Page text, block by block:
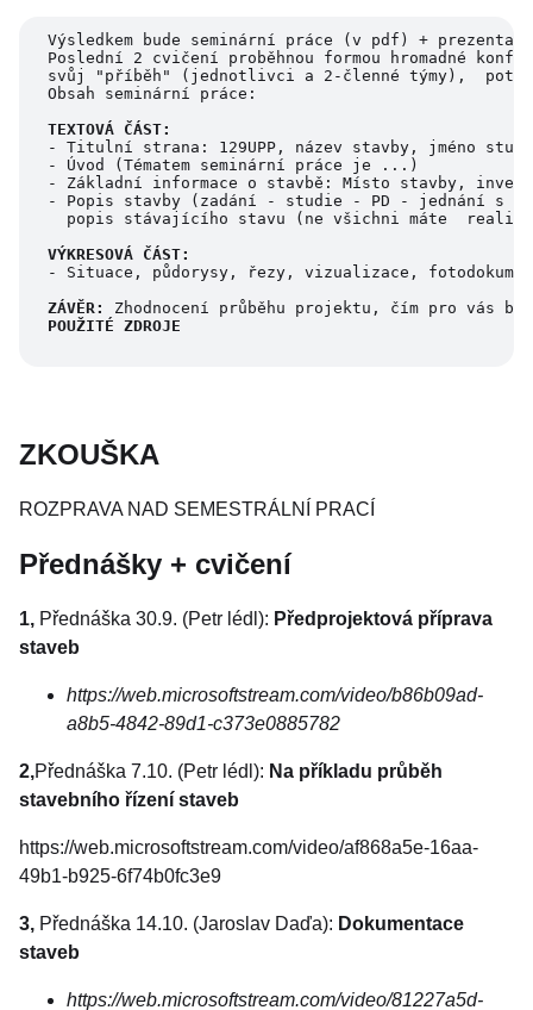
Výsledkem bude seminární práce (v pdf) +
Poslední 2 cvičení proběhnou formou hromadné
svůj "příběh" (jednotlivci a 2-členné týmy),
Obsah seminární práce:
TEXTOVÁ ČÁST:
- Titulní strana: 129UPP, název stavby, jméno
- Úvod (Tématem seminární práce je ...)
- Základní informace o stavbě: Místo stavby,
- Popis stavby (zadání - studie - PD - jednání s
popis stávajícího stavu (ne všichni máte
VÝKRESOVÁ ČÁST:
- Situace, půdorysy, řezy, vizualizace,
ZÁVĚR:
Zhodnocení průběhu projektu, čím pro vás
POUŽITÉ ZDROJE
ZKOUŠKA
ROZPRAVA NAD SEMESTRÁLNÍ PRACÍ
Přednášky + cvičení
1, Přednáška 30.9. (Petr lédl): Předprojektová příprava
staveb
https://web.microsoftstream.com/video/b86b09ad-
a8b5-4842-89d1-c373e0885782
2,Přednáška 7.10. (Petr lédl): Na příkladu průběh
stavebního řízení staveb
https://web.microsoftstream.com/video/af868a5e-16aa-
49b1-b925-6f74b0fc3e9
3, Přednáška 14.10. (Jaroslav Daďa): Dokumentace
staveb
https://web.microsoftstream.com/video/81227a5d-